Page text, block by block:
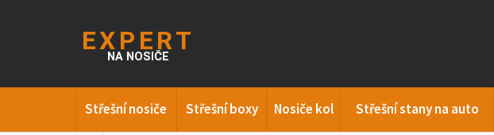
Střešní nosiče Střešní boxy Nosiče kol Střešní stany na auto